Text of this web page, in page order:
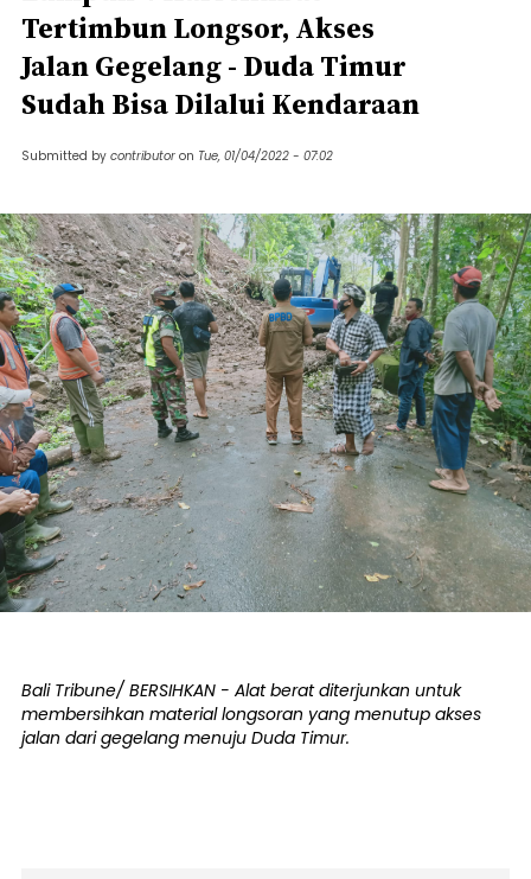
Tertimbun Longsor, Akses
Jalan Gegelang - Duda Timur
Sudah Bisa Dilalui Kendaraan
Submitted by contributor on Tue, 01/04/2022 - 07:02
Bali Tribune/ BERSIHKAN - Alat berat diterjunkan untuk
membersihkan material longsoran yang menutup akses
jalan dari gegelang menuju Duda Timur.